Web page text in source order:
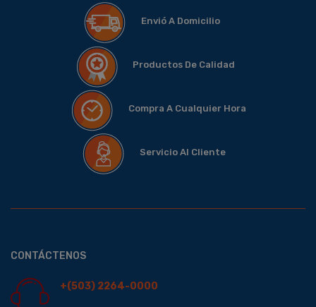
Envió A Domicilio
Productos De Calidad
Compra A Cualquier Hora
Servicio Al Cliente
CONTÁCTENOS
+(503) 2264-0000